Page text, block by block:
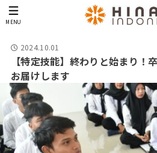
MENU
2024.10.01
【特定技能】終わりと始まり！
お届けします